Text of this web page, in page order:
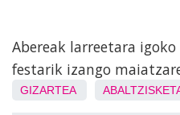
Abereak larreetara
festarik izango
GIZARTEA